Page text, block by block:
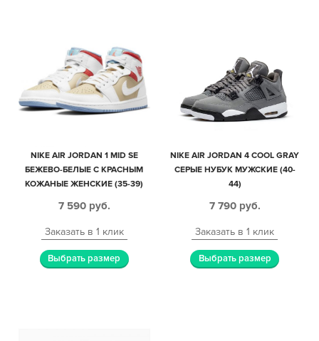
NIKE AIR JORDAN 1 MID SE
БЕЖЕВО-БЕЛЫЕ С КРАСНЫМ
КОЖАНЫЕ ЖЕНСКИЕ (35-39)
7 590 руб.
Заказать в 1 клик
Выбрать размер
NIKE AIR JORDAN 4 COOL GRAY
СЕРЫЕ НУБУК МУЖСКИЕ (40-
44)
7 790 руб.
Заказать в 1 клик
Выбрать размер